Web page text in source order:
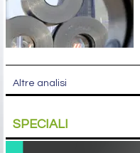
Altre analisi
SPECIALI